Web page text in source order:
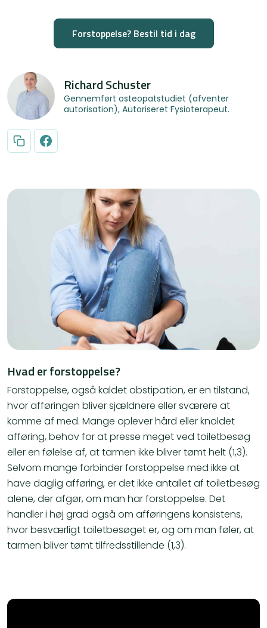
Forstoppelse? Bestil tid i dag
Richard Schuster
Gennemført osteopatstudiet (afventer
autorisation), Autoriseret Fysioterapeut.
Hvad er forstoppelse?
Forstoppelse, også kaldet obstipation, er en tilstand,
hvor afføringen bliver sjældnere eller sværere at
komme af med. Mange oplever hård eller knoldet
afføring, behov for at presse meget ved toiletbesøg
eller en følelse af, at tarmen ikke bliver tømt helt (1,3).
Selvom mange forbinder forstoppelse med ikke at
have daglig afføring, er det ikke antallet af toiletbesøg
alene, der afgør, om man har forstoppelse. Det
handler i høj grad også om afføringens konsistens,
hvor besværligt toiletbesøget er, og om man føler, at
tarmen bliver tømt tilfredsstillende (1,3).